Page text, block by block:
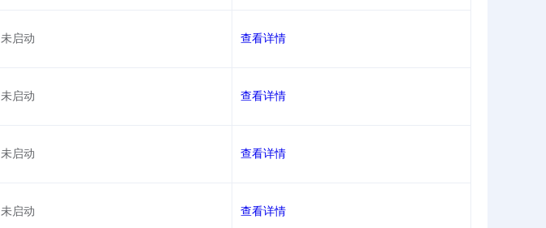
未启动 查看详情
未启动 查看详情
未启动 查看详情
未启动 查看详情